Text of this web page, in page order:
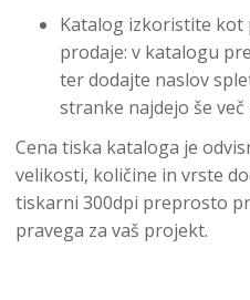
Katalog izkoristite kot
prodaje: v katalogu
ter dodajte naslov
stranke najdejo še
Cena tiska kataloga je
velikosti, količine in vrste
tiskarni 300dpi preprosto
pravega za vaš projekt.